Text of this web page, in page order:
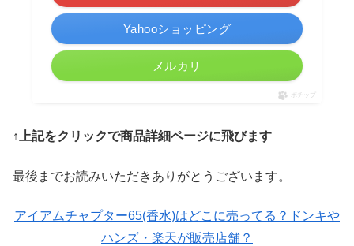
Yahooショッピング
メルカリ
ポチップ
↑上記をクリックで商品詳細ページに飛びます
最後までお読みいただきありがとうございます。
アイアムチャプター65(香水)はどこに売ってる？ドンキや
ハンズ・楽天が販売店舗？